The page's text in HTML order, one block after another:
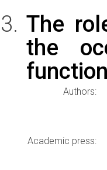
The
the
Authors:
Academic press: